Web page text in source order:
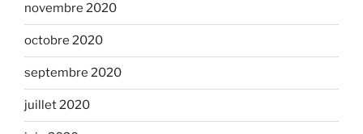
novembre 2020
octobre 2020
septembre 2020
juillet 2020